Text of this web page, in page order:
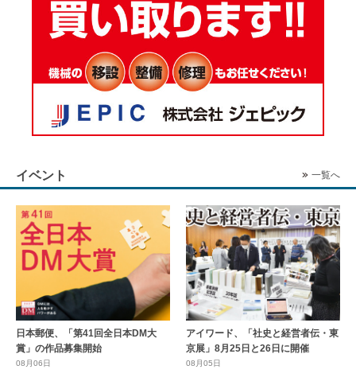
イベント 一覧へ
日本郵便、「第41回全日本DM大
賞」の作品募集開始
08月06日
アイワード、「社史と経営者伝・東
京展」8月25日と26日に開催
08月05日